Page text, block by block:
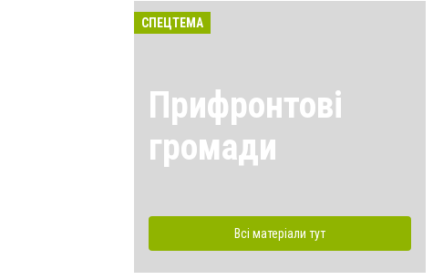
СПЕЦТЕМА
Прифронтові
громади
Всі матеріали тут